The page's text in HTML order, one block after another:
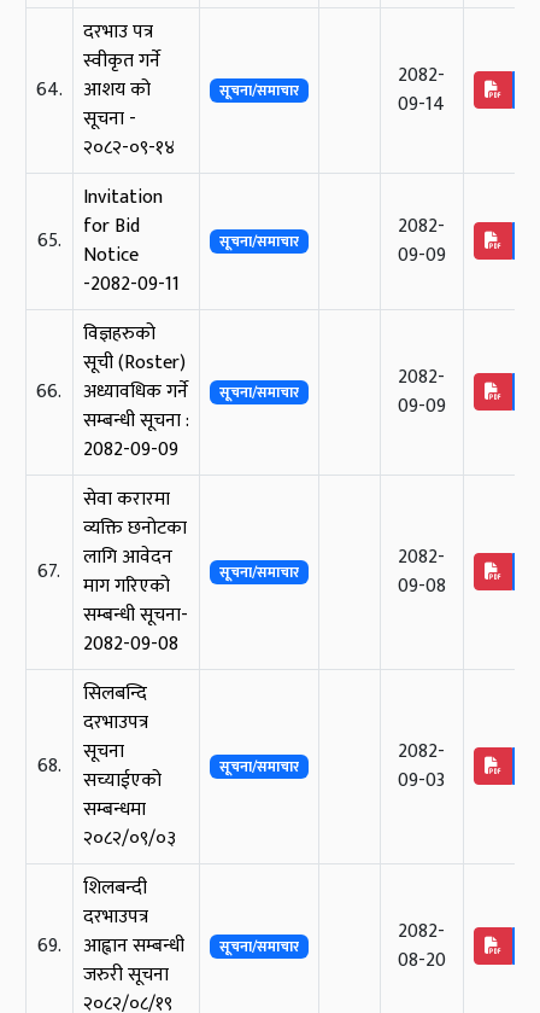
64.
दरभाउ पत्र
स्वीकृत गर्ने
आशय को
सूचना -
२०८२-०९-१४
सूचना/समाचार
2082-
09-14
65.
Invitation
for Bid
Notice
-2082-09-11
सूचना/समाचार
2082-
09-09
66.
विज्ञहरुको
सूची (Roster)
अध्यावधिक गर्ने
सम्बन्धी सूचना :
2082-09-09
सूचना/समाचार
2082-
09-09
67.
सेवा करारमा
व्यक्ति छनोटका
लागि आवेदन
माग गरिएको
सम्बन्धी सूचना-
2082-09-08
सूचना/समाचार
2082-
09-08
68.
सिलबन्दि
दरभाउपत्र
सूचना
सच्याईएको
सम्बन्धमा
२०८२/०९/०३
सूचना/समाचार
2082-
09-03
69.
शिलबन्दी
दरभाउपत्र
आह्वान सम्बन्धी
जरुरी सूचना
२०८२/०८/१९
सूचना/समाचार
2082-
08-20